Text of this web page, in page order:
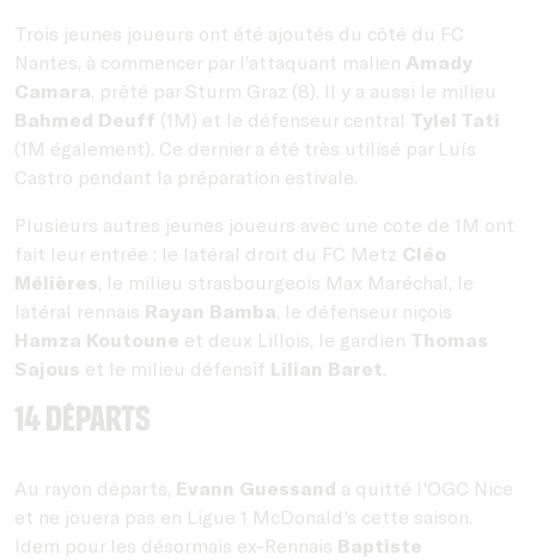
Trois jeunes joueurs ont été ajoutés du côté du FC
Nantes, à commencer par l’attaquant malien Amady
Camara, prêté par Sturm Graz (8). Il y a aussi le milieu
Bahmed Deuff (1M) et le défenseur central Tylel Tati
(1M également). Ce dernier a été très utilisé par Luís
Castro pendant la préparation estivale.
Plusieurs autres jeunes joueurs avec une cote de 1M ont
fait leur entrée : le latéral droit du FC Metz Cléo
Mélières, le milieu strasbourgeois Max Maréchal, le
latéral rennais Rayan Bamba, le défenseur niçois
Hamza Koutoune et deux Lillois, le gardien Thomas
Sajous et le milieu défensif Lilian Baret.
14 départs
Au rayon départs, Evann Guessand a quitté l'OGC Nice
et ne jouera pas en Ligue 1 McDonald's cette saison.
Idem pour les désormais ex-Rennais Baptiste